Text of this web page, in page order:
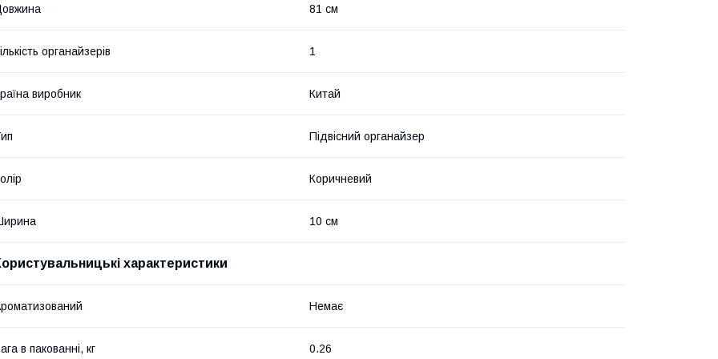
81 см
органайзерів 1
виробник Китай
Підвісний органайзер
Коричневий
10 см
характеристики
Немає
в пакованні, кг 0.26